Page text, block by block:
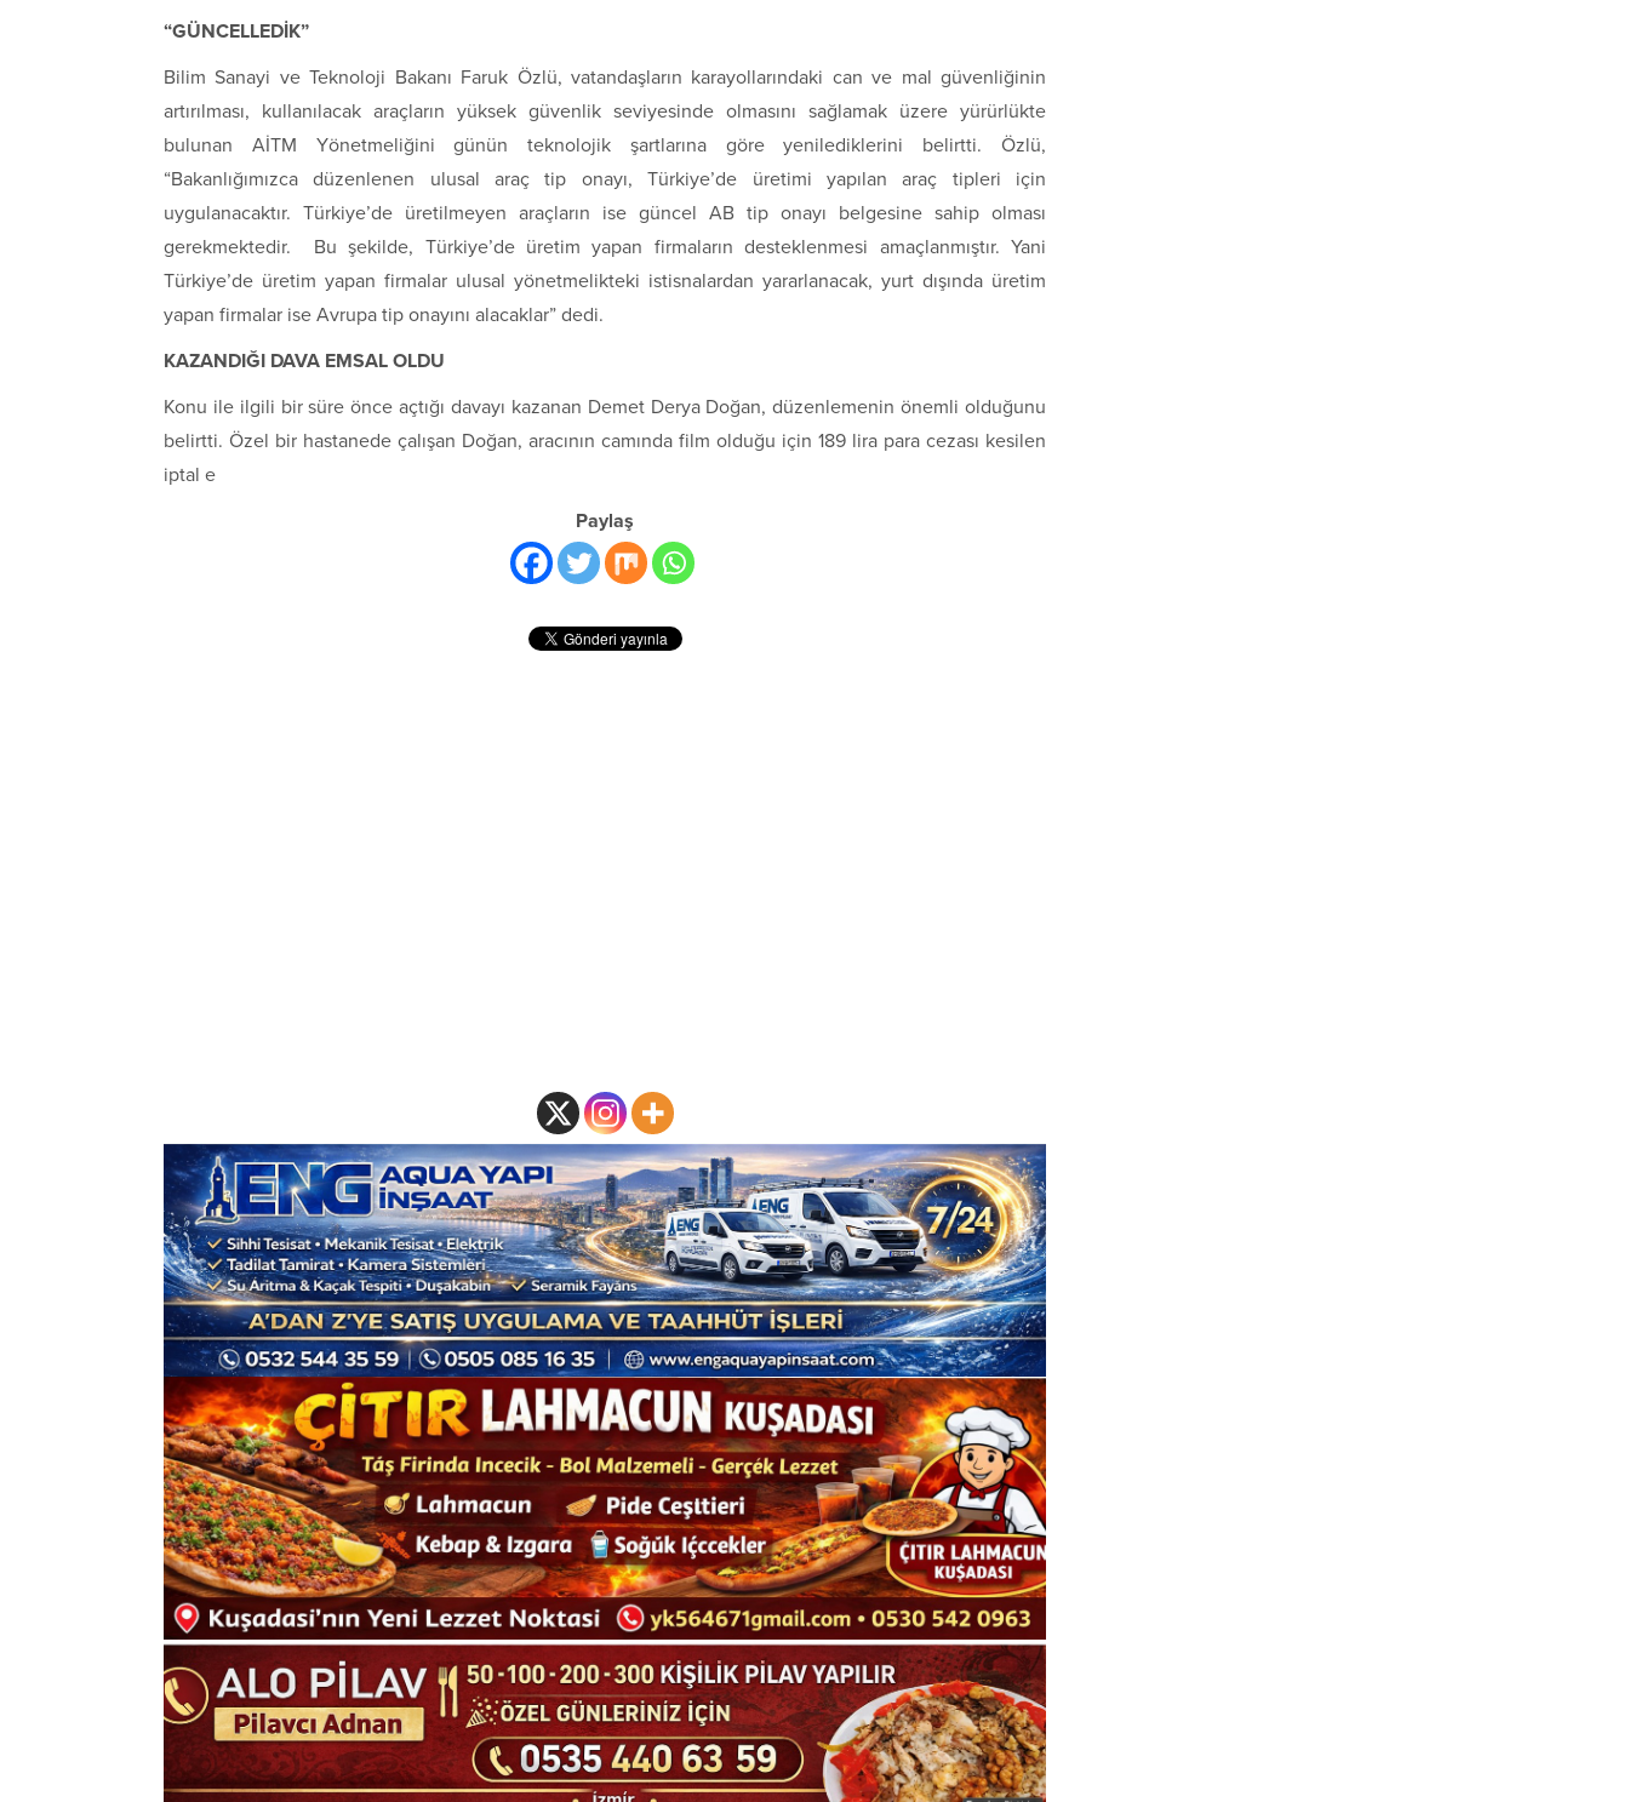
“GÜNCELLEDİK”
Bilim Sanayi ve Teknoloji Bakanı Faruk Özlü, vatandaşların karayollarındaki can ve mal güvenliğinin
artırılması, kullanılacak araçların yüksek güvenlik seviyesinde olmasını sağlamak üzere yürürlükte
bulunan AİTM Yönetmeliğini günün teknolojik şartlarına göre yenilediklerini belirtti. Özlü,
“Bakanlığımızca düzenlenen ulusal araç tip onayı, Türkiye’de üretimi yapılan araç tipleri için
uygulanacaktır. Türkiye’de üretilmeyen araçların ise güncel AB tip onayı belgesine sahip olması
gerekmektedir. Bu şekilde, Türkiye’de üretim yapan firmaların desteklenmesi amaçlanmıştır. Yani
Türkiye’de üretim yapan firmalar ulusal yönetmelikteki istisnalardan yararlanacak, yurt dışında üretim
yapan firmalar ise Avrupa tip onayını alacaklar” dedi.
KAZANDIĞI DAVA EMSAL OLDU
Konu ile ilgili bir süre önce açtığı davayı kazanan Demet Derya Doğan, düzenlemenin önemli olduğunu
belirtti. Özel bir hastanede çalışan Doğan, aracının camında film olduğu için 189 lira para cezası kesilen
iptal e
Paylaş